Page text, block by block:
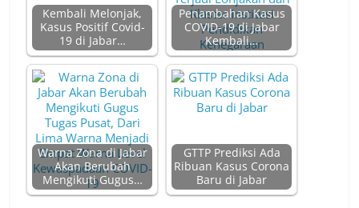
Kembali Melonjak,
Kasus Positif Covid-
19 di Jabar…
Penambahan Kasus
COVID-19 di Jabar
Kembali…
Warna Zona di Jabar
Akan Berubah
Mengikuti Gugus…
GTTP Prediksi Ada
Ribuan Kasus Corona
Baru di Jabar